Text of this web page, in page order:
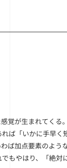
覚が生まれてくる
ば「いかに手早く
ば加点要素のよう
もやはり、「絶対